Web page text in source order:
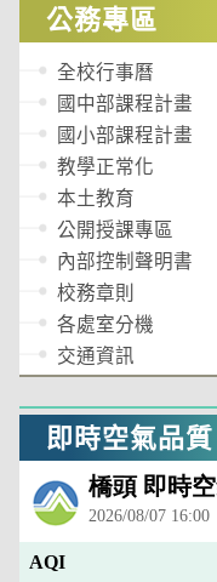
公務專區
全校行事曆
國中部課程計畫
國小部課程計畫
教學正常化
本土教育
公開授課專區
內部控制聲明書
校務章則
各處室分機
交通資訊
即時空氣品質